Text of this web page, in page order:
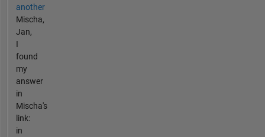
another
Mischa,
Jan,
I
found
my
answer
in
Mischa's
link:
in